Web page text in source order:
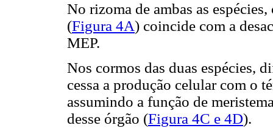
No rizoma de ambas as
(Figura 4A) coincide com a
MEP.
Nos cormos das duas espécies,
cessa a produção celular com o
assumindo a função de
desse órgão (Figura 4C e 4D).